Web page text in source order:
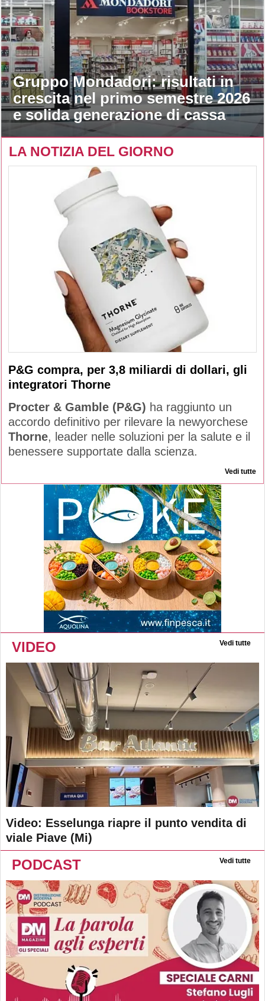
Gruppo Mondadori: risultati in
crescita nel primo semestre 2026
e solida generazione di cassa
LA NOTIZIA DEL GIORNO
P&G compra, per 3,8 miliardi di dollari, gli
integratori Thorne
Procter & Gamble (P&G) ha raggiunto un
accordo definitivo per rilevare la newyorchese
Thorne, leader nelle soluzioni per la salute e il
benessere supportate dalla scienza.
Vedi tutte
VIDEO Vedi tutte
Video: Esselunga riapre il punto vendita di
viale Piave (Mi)
PODCAST Vedi tutte